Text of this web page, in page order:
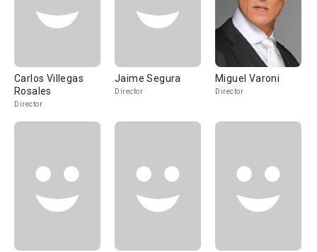
Carlos Villegas
Rosales
Director
Jaime Segura
Director
Miguel Varoni
Director